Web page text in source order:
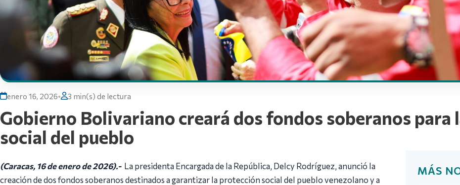
enero 16, 2026• 3 min(s) de lectura
Gobierno Bolivariano creará dos fondos soberanos para
social del pueblo
(Caracas, 16 de enero de 2026).-La presidenta Encargada de la República, Delcy Rodríguez, anunció la
creación de dos fondos soberanos destinados a garantizar la protección social del pueblo venezolano y a
MÁS